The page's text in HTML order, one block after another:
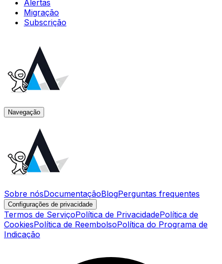
Alertas
Migração
Subscrição
Navegação
Sobre nósDocumentaçãoBlogPerguntas frequentes
Configurações de privacidade
Termos de ServiçoPolítica de PrivacidadePolítica de
CookiesPolítica de ReembolsoPolítica do Programa de
Indicação